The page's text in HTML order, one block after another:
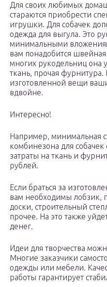
Для своих любимых
стараются приобрести
игрушки. Для собачек
одежда для выгула. Это
минимальными
вам понадобится
многих рукодельниц она
ткань, прочая
изготовленной вещи
вдвойне.
Интересно!
Например, минимальная
комбинезона для собачек
затраты на ткань и
рублей.
Если браться за
вам необходимы лобзик,
доски, строительный
прочее. На это также
денег.
Идеи для творчества
Многие заказчики
одежды или мебели.
работы гарантирует